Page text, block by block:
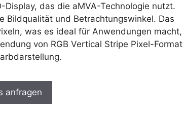
Display, das die aMVA-Technologie nutzt.
Bildqualität und Betrachtungswinkel. Das
was es ideal für Anwendungen macht,
von RGB Vertical Stripe Pixel-Format
anfragen